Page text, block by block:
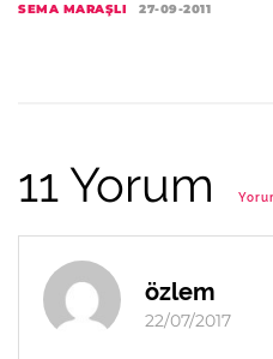
SEMA MARAŞLI 27-09-2011
11 Yorum
özlem
22/07/2017